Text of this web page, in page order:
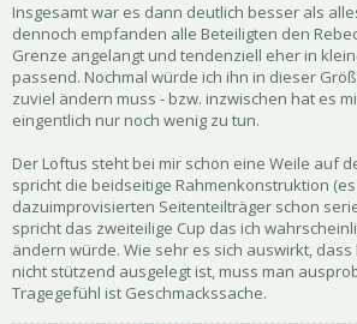
Insgesamt war es dann deutlich besser als
dennoch empfanden alle Beteiligten den
Grenze angelangt und tendenziell eher in
passend. Nochmal würde ich ihn in dieser
zuviel ändern muss - bzw. inzwischen hat es
eingentlich nur noch wenig zu tun.
Der Loftus steht bei mir schon eine Weile auf
spricht die beidseitige Rahmenkonstruktion
dazuimprovisierten Seitenteilträger schon
spricht das zweiteilige Cup das ich
ändern würde. Wie sehr es sich auswirkt, dass
nicht stützend ausgelegt ist, muss man
Tragegefühl ist Geschmackssache.